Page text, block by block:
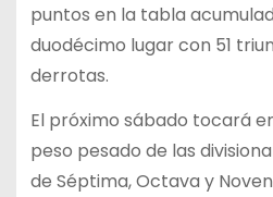
puntos en la tabla
duodécimo lugar con 51
derrotas.
El próximo sábado tocará
peso pesado de las
de Séptima, Octava y